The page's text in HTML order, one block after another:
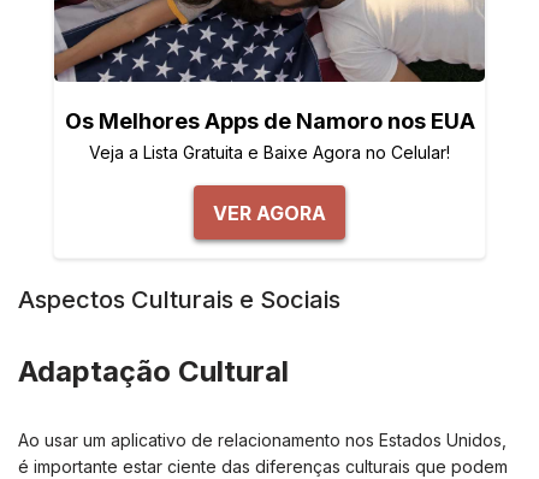
Os Melhores Apps de Namoro nos EUA
Veja a Lista Gratuita e Baixe Agora no Celular!
VER AGORA
Aspectos Culturais e Sociais
Adaptação Cultural
Ao usar um aplicativo de relacionamento nos Estados Unidos,
é importante estar ciente das diferenças culturais que podem